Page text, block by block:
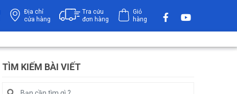
Địa chỉ
cửa hàng
Tra cứu
đơn hàng
Giỏ
hàng
TÌM KIẾM BÀI VIẾT